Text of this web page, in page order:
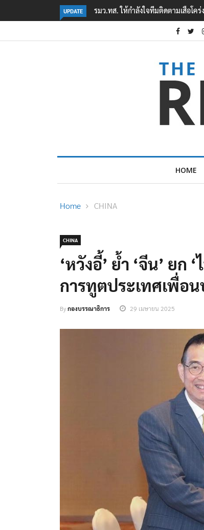
UPDATE
โคร่งทำร้ายเจ้าหน้าที่เขตฯห้วยขาแข้ง‘ภาคประชาสังคม’ รวมตัวคัดค้
ต้อนรับอาชญากร’
HOME
Home CHINA
CHINA
‘หวังอี้’ ย้ำ ‘จีน’ ย
การทูตประเทศเพื่อ
Byกองบรรณาธิการ 29 เมษายน 2025